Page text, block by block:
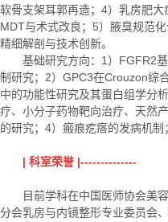
软骨支架耳郭再造；4）乳房肥
MDT与术式改良；5）腋臭规范
精细解剖与技术创新。
基础研究方向：1）FGFR2
制研究；2）GPC3在Crouzon综
中的功能性研究及其蛋白组学分
疗、小分子药物靶向治疗、天然
的研究；4）瘢痕疙瘩的发病机制
| 科室荣誉 |--------------
目前学科在中国医师协会美
分会乳房与内镜整形专业委员会